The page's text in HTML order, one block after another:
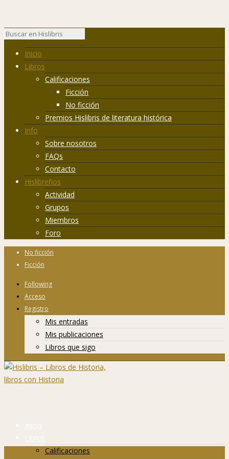
Inicio
Libros
Calificaciones
Ficción
No ficción
Premios Hislibris de literatura histórica
Info
Sobre nosotros
FAQs
Contacto
Hislibreños
Actividad
Grupos
Miembros
Foro
No ficción
Ficción
Following
Acceso
Registro
Mis entradas
Mis publicaciones
Libros que sigo
Inicio
Libros
Calificaciones